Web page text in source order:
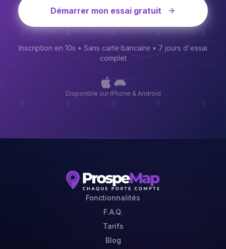
Démarrer mon essai gratuit
Inscription en 10s • Sans carte bancaire • 7 jours d'essai
complet
Disponible sur iPhone & Android
Fonctionnalités
F.A.Q.
Tarifs
Blog